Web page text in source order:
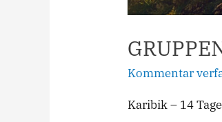
Kommentar
Karibik – 14